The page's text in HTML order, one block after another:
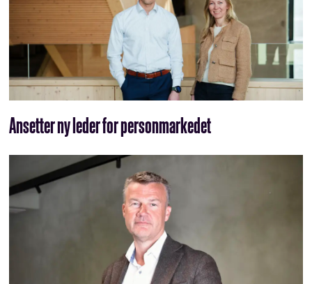
Ansetter ny leder for personmarkedet